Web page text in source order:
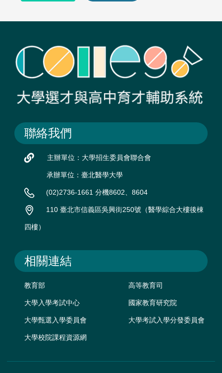
聯絡我們
主辦單位：大學招生委員會聯合會
承辦單位：臺北醫學大學
(02)2736-1661 分機8602、8604
110 臺北市信義區吳興街250號（醫學綜合大樓後棟
四樓）
相關連結
教育部 高等教育司
大學入學考試中心 國家教育研究院
大學甄選入學委員會 大學考試入學分發委員會
大學校院課程資源網